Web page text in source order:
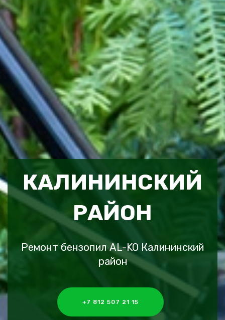
КАЛИНИНСКИЙ
РАЙОН
Ремонт бензопил AL-KO Калининский
район
+7 812 507 21 15